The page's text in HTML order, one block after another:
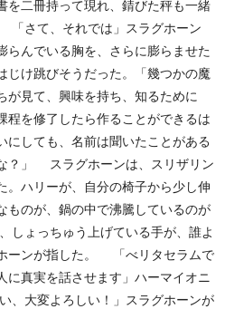
を二冊持って現れ、錆びた秤も一緒
さて、それでは」スラグホーン
らんでいる胸を、さらに膨らませた
じけ跳びそうだった。「幾つかの魔
が見て、興味を持ち、知るために
程を修了したら作ることができるは
にしても、名前は聞いたことがある
？」 スラグホーンは、スリザリン
。ハリーが、自分の椅子から少し伸
ものが、鍋の中で沸騰しているのが
ょっちゅう上げている手が、誰よ
ーンが指した。 「べリタセラムで
に真実を話させます」ハーマイオニ
大変よろしい！」スラグホーンが